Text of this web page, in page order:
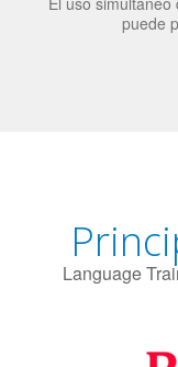
Language